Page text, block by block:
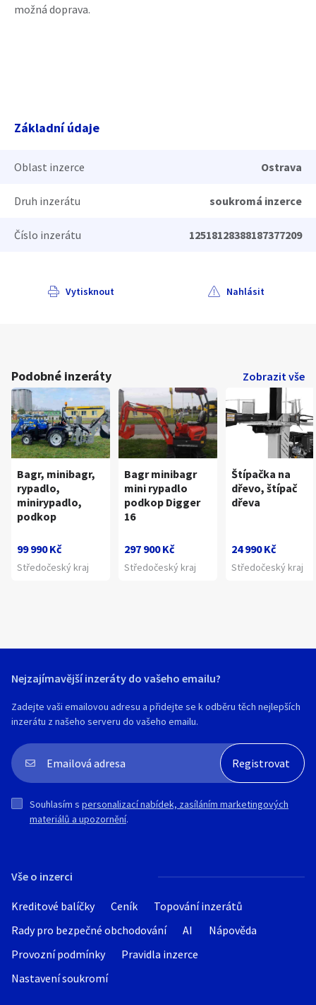
možná doprava.
Základní údaje
Oblast inzerce Ostrava
Druh inzerátu soukromá inzerce
Číslo inzerátu 12518128388187377209
Vytisknout Nahlásit
Podobné inzeráty Zobrazit vše
Bagr, minibagr,
rypadlo,
minirypadlo,
podkop
99 990 Kč
Středočeský kraj
Bagr minibagr
mini rypadlo
podkop Digger
16
297 900 Kč
Středočeský kraj
Štípačka na
dřevo, štípač
dřeva
24 990 Kč
Středočeský kraj
Vše o inzerci
Kreditové balíčky Ceník
Topování inzerátů
Rady pro bezpečné obchodování
AI
Nápověda
Provozní podmínky
Pravidla inzerce
Nastavení soukromí
Nejzajímavější inzeráty do vašeho emailu?
Zadejte vaši emailovou adresu a přidejte se k odběru těch nejlepších
inzerátu z našeho serveru do vašeho emailu.
Souhlasím s personalizací nabídek, zasíláním marketingových
materiálů a upozornění.